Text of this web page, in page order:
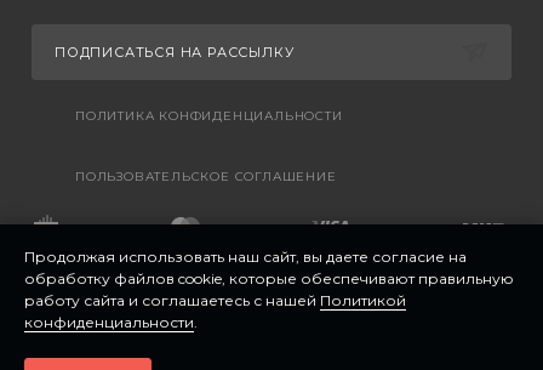
ПОДПИСАТЬСЯ НА РАССЫЛКУ
ПОЛИТИКА КОНФИДЕНЦИАЛЬНОСТИ
ПОЛЬЗОВАТЕЛЬСКОЕ СОГЛАШЕНИЕ
Продолжая использовать наш сайт, вы даете согласие на
обработку файлов cookie, которые обеспечивают правильную
работу сайта и соглашаетесь с нашей Политикой
конфиденциальности.